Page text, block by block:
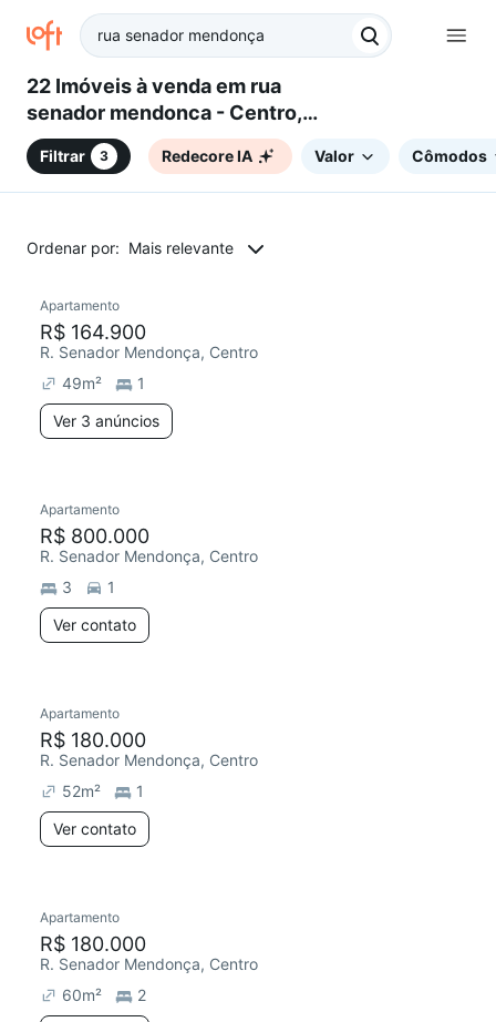
22 Imóveis à venda em rua
senador mendonca - Centro,
Pelotas, RS
Filtrar 3 Redecore IA Valor Cômodos
Ordenar por: Mais relevante
Apartamento
R$ 164.900
R. Senador Mendonça, Centro
49m²
1
Ver 3 anúncios
Redecorar
Apartamento
R$ 800.000
R. Senador Mendonça, Centro
3
1
Ver contato
Redecorar
Apartamento
R$ 180.000
R. Senador Mendonça, Centro
52m²
1
Ver contato
Redecorar
Apartamento
R$ 180.000
R. Senador Mendonça, Centro
60m²
2